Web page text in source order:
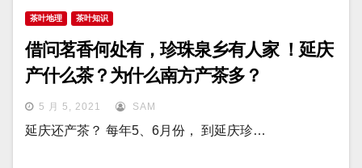
茶叶地理 茶叶知识
借问茗香何处有，珍珠泉乡有人家 ！延庆
产什么茶？为什么南方产茶多？
5 月 5, 2021 SAM
延庆还产茶？ 每年5、6月份， 到延庆珍…